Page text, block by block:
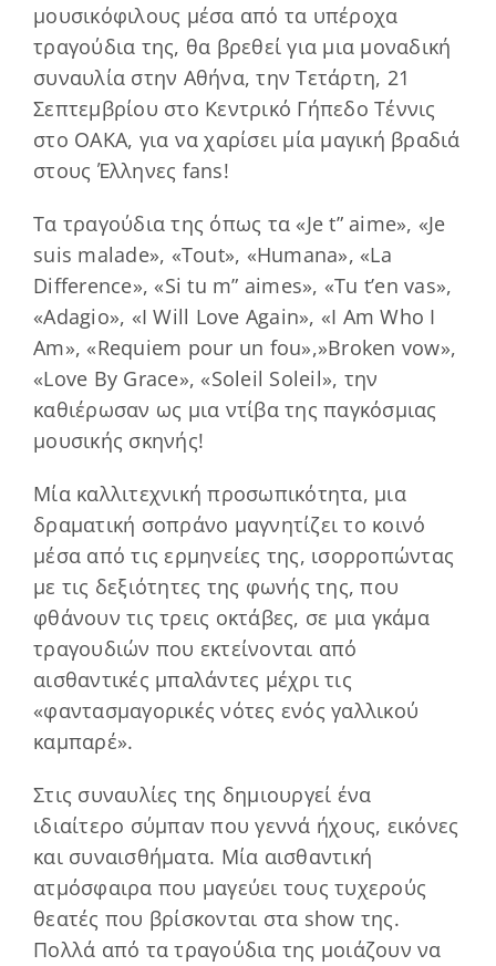
μουσικόφιλους μέσα από τα υπέροχα
τραγούδια της, θα βρεθεί για μια μοναδική
συναυλία στην Αθήνα, την Τετάρτη, 21
Σεπτεμβρίου στο Κεντρικό Γήπεδο Τέννις
στο ΟΑΚΑ, για να χαρίσει μία μαγική βραδιά
στους Έλληνες fans!
Τα τραγούδια της όπως τα «Je t” aime», «Je
suis malade», «Tout», «Humana», «La
Difference», «Si tu m” aimes», «Tu t’en vas»,
«Adagio», «I Will Love Again», «I Am Who I
Am», «Requiem pour un fou»,»Broken vow»,
«Love By Grace», «Soleil Soleil», την
καθιέρωσαν ως μια ντίβα της παγκόσμιας
μουσικής σκηνής!
Μία καλλιτεχνική προσωπικότητα, μια
δραματική σοπράνο μαγνητίζει το κοινό
μέσα από τις ερμηνείες της, ισορροπώντας
με τις δεξιότητες της φωνής της, που
φθάνουν τις τρεις οκτάβες, σε μια γκάμα
τραγουδιών που εκτείνονται από
αισθαντικές μπαλάντες μέχρι τις
«φαντασμαγορικές νότες ενός γαλλικού
καμπαρέ».
Στις συναυλίες της δημιουργεί ένα
ιδιαίτερο σύμπαν που γεννά ήχους, εικόνες
και συναισθήματα. Μία αισθαντική
ατμόσφαιρα που μαγεύει τους τυχερούς
θεατές που βρίσκονται στα show της.
Πολλά από τα τραγούδια της μοιάζουν να